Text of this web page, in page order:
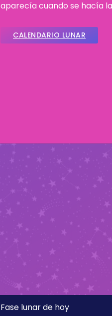
aparecía cuando se hacía
CALENDARIO LUNAR
Fase lunar de hoy